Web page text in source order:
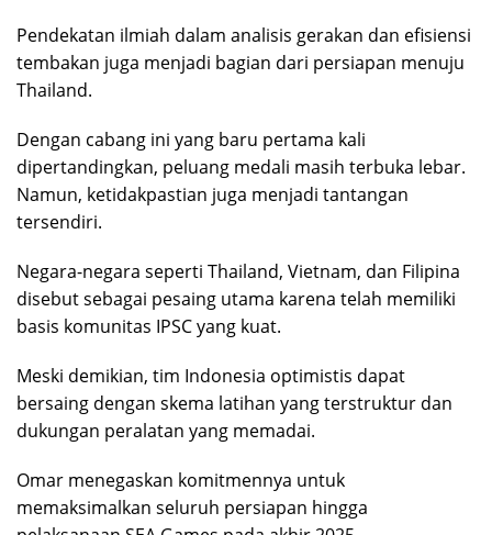
Pendekatan ilmiah dalam analisis gerakan dan efisiensi
tembakan juga menjadi bagian dari persiapan menuju
Thailand.
Dengan cabang ini yang baru pertama kali
dipertandingkan, peluang medali masih terbuka lebar.
Namun, ketidakpastian juga menjadi tantangan
tersendiri.
Negara-negara seperti Thailand, Vietnam, dan Filipina
disebut sebagai pesaing utama karena telah memiliki
basis komunitas IPSC yang kuat.
Meski demikian, tim Indonesia optimistis dapat
bersaing dengan skema latihan yang terstruktur dan
dukungan peralatan yang memadai.
Omar menegaskan komitmennya untuk
memaksimalkan seluruh persiapan hingga